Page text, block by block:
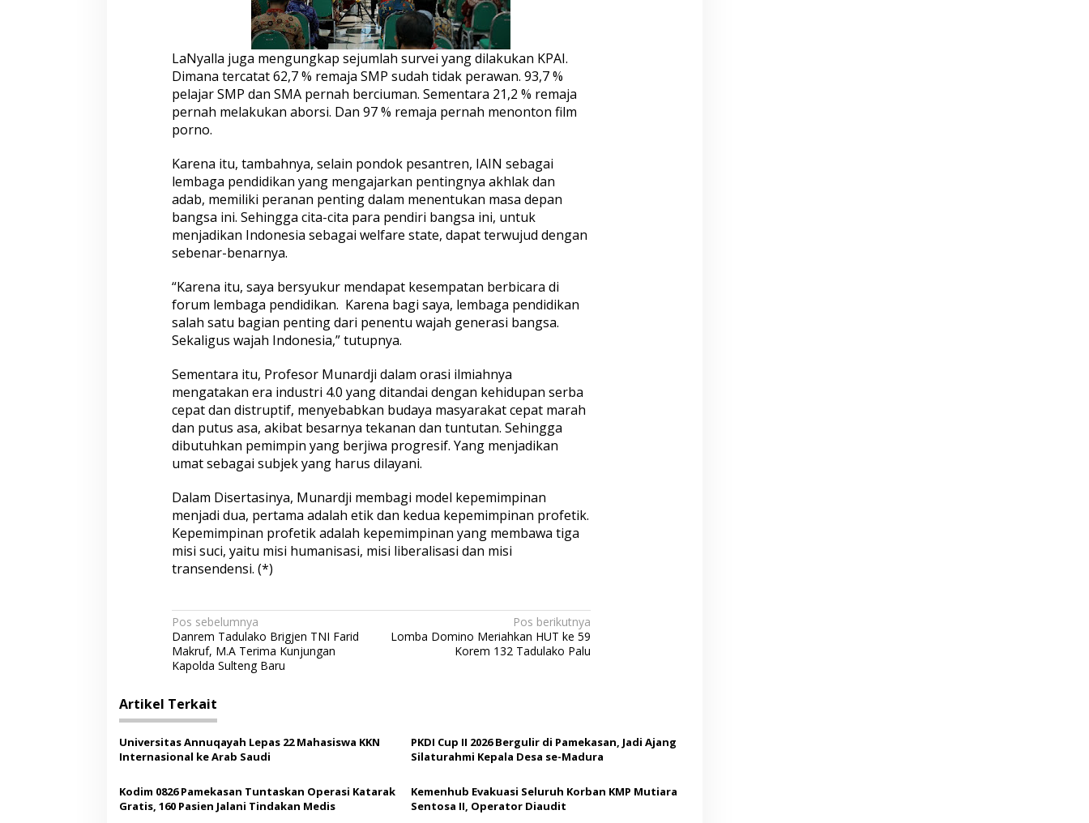
LaNyalla juga mengungkap sejumlah survei yang dilakukan KPAI.
Dimana tercatat 62,7 % remaja SMP sudah tidak perawan. 93,7 %
pelajar SMP dan SMA pernah berciuman. Sementara 21,2 % remaja
pernah melakukan aborsi. Dan 97 % remaja pernah menonton film
porno.
Karena itu, tambahnya, selain pondok pesantren, IAIN sebagai
lembaga pendidikan yang mengajarkan pentingnya akhlak dan
adab, memiliki peranan penting dalam menentukan masa depan
bangsa ini. Sehingga cita-cita para pendiri bangsa ini, untuk
menjadikan Indonesia sebagai welfare state, dapat terwujud dengan
sebenar-benarnya.
“Karena itu, saya bersyukur mendapat kesempatan berbicara di
forum lembaga pendidikan. Karena bagi saya, lembaga pendidikan
salah satu bagian penting dari penentu wajah generasi bangsa.
Sekaligus wajah Indonesia,” tutupnya.
Sementara itu, Profesor Munardji dalam orasi ilmiahnya
mengatakan era industri 4.0 yang ditandai dengan kehidupan serba
cepat dan distruptif, menyebabkan budaya masyarakat cepat marah
dan putus asa, akibat besarnya tekanan dan tuntutan. Sehingga
dibutuhkan pemimpin yang berjiwa progresif. Yang menjadikan
umat sebagai subjek yang harus dilayani.
Dalam Disertasinya, Munardji membagi model kepemimpinan
menjadi dua, pertama adalah etik dan kedua kepemimpinan profetik.
Kepemimpinan profetik adalah kepemimpinan yang membawa tiga
misi suci, yaitu misi humanisasi, misi liberalisasi dan misi
transendensi. (*)
N
a
v
i
g
a
s
i
p
Pos sebelumnya
Danrem Tadulako Brigjen TNI Farid
Makruf, M.A Terima Kunjungan
Kapolda Sulteng Baru
Pos berikutnya
Lomba Domino Meriahkan HUT ke 59
Korem 132 Tadulako Palu
Artikel Terkait
Universitas Annuqayah Lepas 22 Mahasiswa KKN
Internasional ke Arab Saudi
PKDI Cup II 2026 Bergulir di Pamekasan, Jadi Ajang
Silaturahmi Kepala Desa se-Madura
Kodim 0826 Pamekasan Tuntaskan Operasi Katarak
Gratis, 160 Pasien Jalani Tindakan Medis
Kemenhub Evakuasi Seluruh Korban KMP Mutiara
Sentosa II, Operator Diaudit